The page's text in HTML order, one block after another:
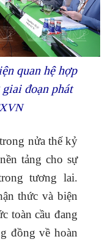
quan hệ hợp
đoạn phát
nửa thế kỷ
tảng cho sự
tương lai.
thức và biện
toàn cầu đang
đồng về hoàn